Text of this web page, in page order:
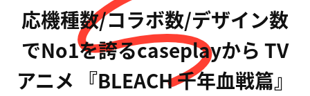
応機種数/コラボ数/デザイン数
でNo1を誇るcaseplayから TV
アニメ 『BLEACH 千年血戦篇』